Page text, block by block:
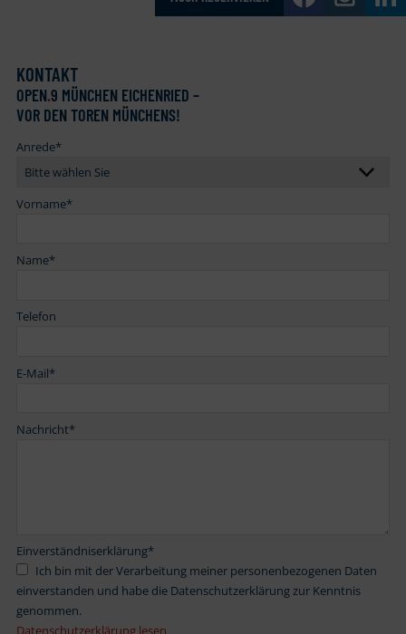
KONTAKT
OPEN.9 MÜNCHEN EICHENRIED –
VOR DEN TOREN MÜNCHENS!
Anrede*
Vorname*
Name*
Telefon
E-Mail*
Nachricht*
Einverständniserklärung*
einverstanden und habe die Datenschutzerklärung zur Kenntnis
genommen.
Datenschutzerklärung lesen